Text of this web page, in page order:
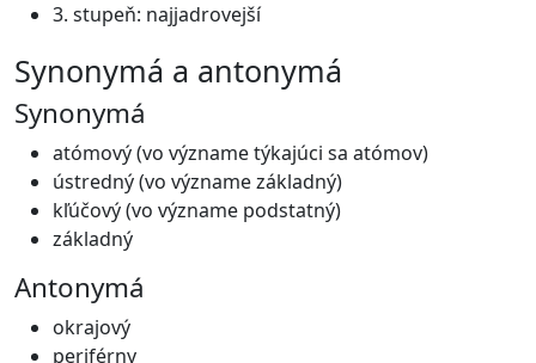
3. stupeň: najjadrovejší
synonymá a antonymá
Synonymá
atómový (vo význame týkajúci sa atómov)
ústredný (vo význame základný)
kľúčový (vo význame podstatný)
základný
Antonymá
okrajový
periférny